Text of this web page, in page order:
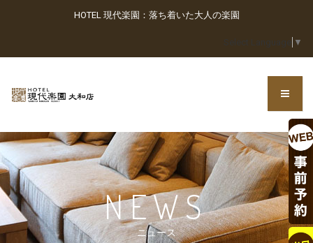
HOTEL 現代楽園：落ち着いた大人の楽園
Select Language ▼
NEWS
ニュース